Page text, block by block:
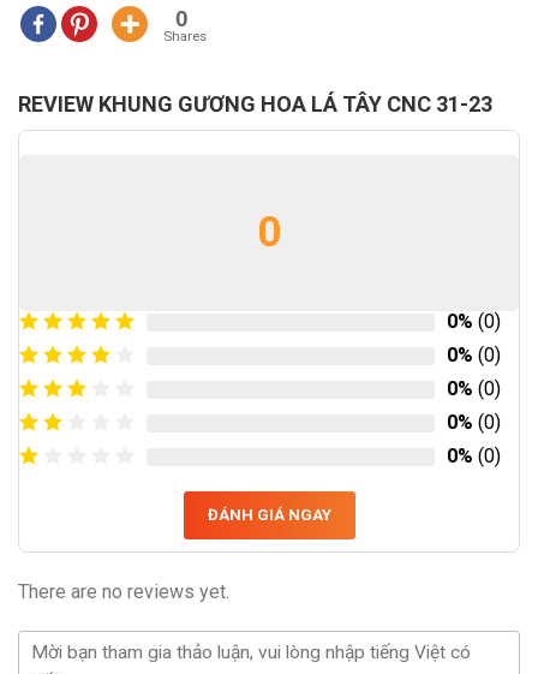
0
Shares
REVIEW KHUNG GƯƠNG HOA LÁ TÂY CNC 31-23
0
0% (0)
0% (0)
0% (0)
0% (0)
0% (0)
ĐÁNH GIÁ NGAY
There are no reviews yet.